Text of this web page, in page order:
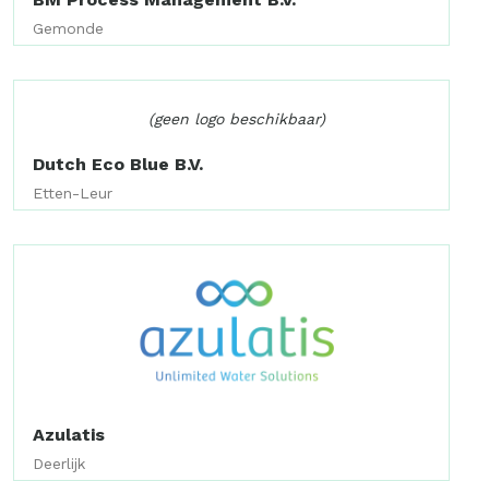
Gemonde
(geen logo beschikbaar)
Dutch Eco Blue B.V.
Etten-Leur
Azulatis
Deerlijk